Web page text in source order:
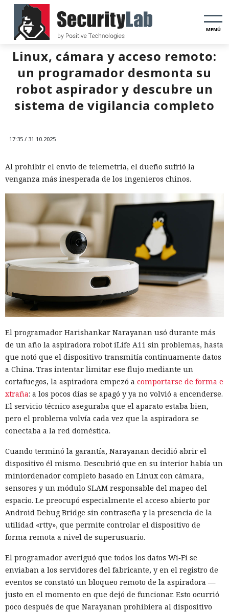
MENÚ
Linux, cámara y acceso remoto:
un programador desmonta su
robot aspirador y descubre un
sistema de vigilancia completo
17:35 / 31.10.2025
Al prohibir el envío de telemetría, el dueño sufrió la
venganza más inesperada de los ingenieros chinos.
El programador Harishankar Narayanan usó durante más
de un año la aspiradora robot iLife A11 sin problemas, hasta
que notó que el dispositivo transmitía continuamente datos
a China. Tras intentar limitar ese flujo mediante un
cortafuegos, la aspiradora empezó a comportarse de forma e
xtraña: a los pocos días se apagó y ya no volvió a encenderse.
El servicio técnico aseguraba que el aparato estaba bien,
pero el problema volvía cada vez que la aspiradora se
conectaba a la red doméstica.
Cuando terminó la garantía, Narayanan decidió abrir el
dispositivo él mismo. Descubrió que en su interior había un
miniordenador completo basado en Linux con cámara,
sensores y un módulo SLAM responsable del mapeo del
espacio. Le preocupó especialmente el acceso abierto por
Android Debug Bridge sin contraseña y la presencia de la
utilidad «rtty», que permite controlar el dispositivo de
forma remota a nivel de superusuario.
El programador averiguó que todos los datos Wi‑Fi se
enviaban a los servidores del fabricante, y en el registro de
eventos se constató un bloqueo remoto de la aspiradora —
justo en el momento en que dejó de funcionar. Esto ocurrió
poco después de que Narayanan prohibiera al dispositivo